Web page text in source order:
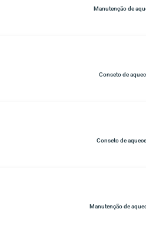
Manutenção de
Conseto de
Conseto de
Manutenção de